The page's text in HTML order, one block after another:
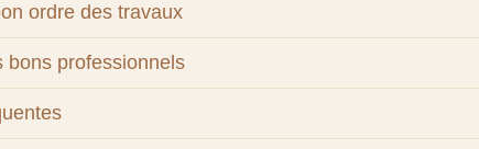
ordre des travaux
bons professionnels